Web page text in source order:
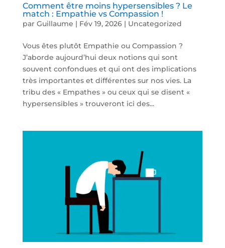
Comment être moins hypersensibles ? Le
match : Empathie vs Compassion !
par Guillaume | Fév 19, 2026| Uncategorized
Vous êtes plutôt Empathie ou Compassion ?
J’aborde aujourd’hui deux notions qui sont
souvent confondues et qui ont des implications
très importantes et différentes sur nos vies. La
tribu des « Empathes » ou ceux qui se disent «
hypersensibles » trouveront ici des...